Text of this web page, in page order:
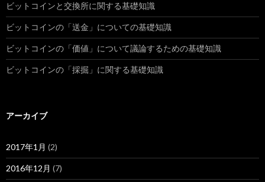
ビットコインと交換所に関する基礎知識
ビットコインの「送金」についての基礎知識
ビットコインの「価値」について議論するための基礎知識
ビットコインの「採掘」に関する基礎知識
アーカイブ
2017年1月 (2)
2016年12月 (7)